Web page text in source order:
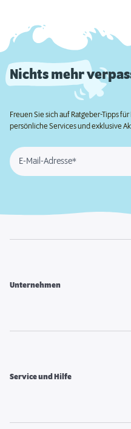
Nichts mehr
Freuen Sie sich auf Ratgeber-Tipps
persönliche Services und exklusive
E-Mail-Adresse*
Unternehmen
Service und Hilfe